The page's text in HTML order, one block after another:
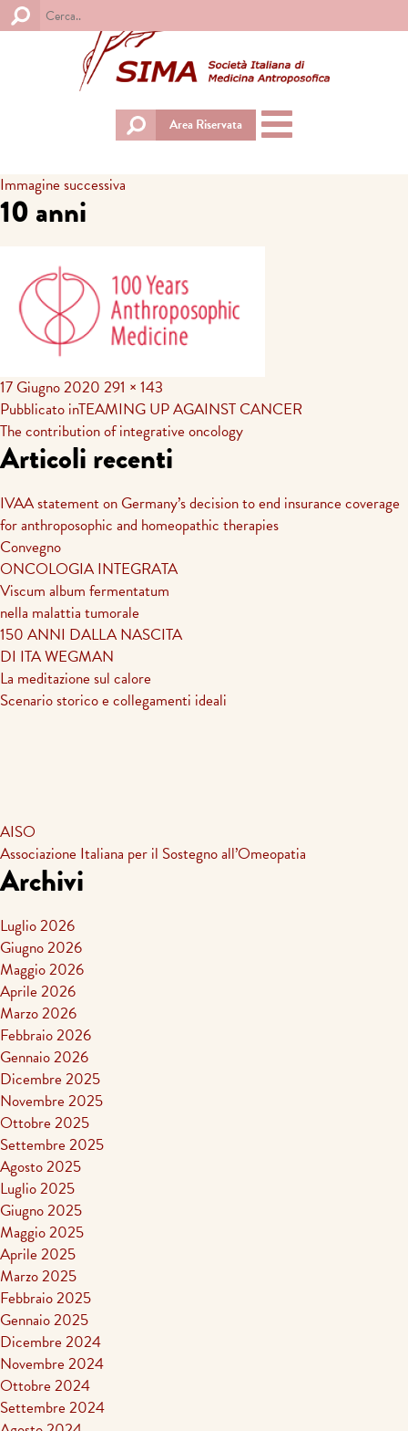
Area Riservata
Toggle
navigation
Immagine successiva
10 anni
17 Giugno 2020 291 × 143
Navigazione
articoli
Pubblicato inTEAMING UP AGAINST CANCER
The contribution of integrative oncology
Articoli recenti
IVAA statement on Germany’s decision to end insurance coverage
for anthroposophic and homeopathic therapies
Convegno
ONCOLOGIA INTEGRATA
Viscum album fermentatum
nella malattia tumorale
150 ANNI DALLA NASCITA
DI ITA WEGMAN
La meditazione sul calore
Scenario storico e collegamenti ideali
AISO
Associazione Italiana per il Sostegno all’Omeopatia
Archivi
Luglio 2026
Giugno 2026
Maggio 2026
Aprile 2026
Marzo 2026
Febbraio 2026
Gennaio 2026
Dicembre 2025
Novembre 2025
Ottobre 2025
Settembre 2025
Agosto 2025
Luglio 2025
Giugno 2025
Maggio 2025
Aprile 2025
Marzo 2025
Febbraio 2025
Gennaio 2025
Dicembre 2024
Novembre 2024
Ottobre 2024
Settembre 2024